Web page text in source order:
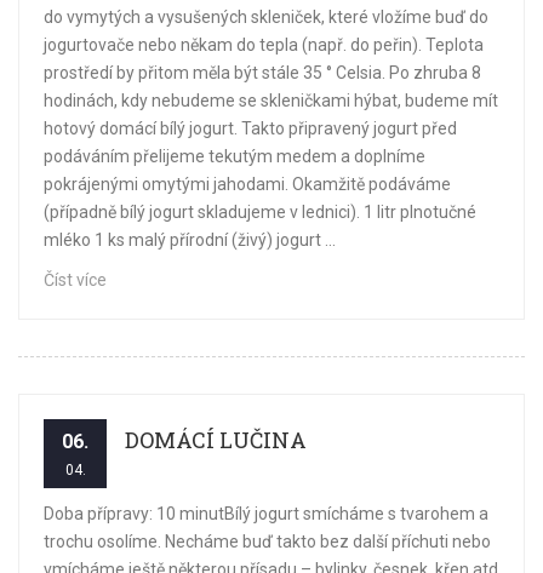
do vymytých a vysušených skleniček, které vložíme buď do
jogurtovače nebo někam do tepla (např. do peřin). Teplota
prostředí by přitom měla být stále 35 ° Celsia. Po zhruba 8
hodinách, kdy nebudeme se skleničkami hýbat, budeme mít
hotový domácí bílý jogurt. Takto připravený jogurt před
podáváním přelijeme tekutým medem a doplníme
pokrájenými omytými jahodami. Okamžitě podáváme
(případně bílý jogurt skladujeme v lednici). 1 litr plnotučné
mléko 1 ks malý přírodní (živý) jogurt ...
Číst více
06.
04.
DOMÁCÍ LUČINA
Doba přípravy: 10 minutBílý jogurt smícháme s tvarohem a
trochu osolíme. Necháme buď takto bez další příchuti nebo